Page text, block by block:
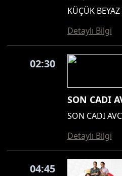
KÜÇÜK
Detaylı Bilgi
02:30
SON CADI
SON CADI
Detaylı Bilgi
04:45